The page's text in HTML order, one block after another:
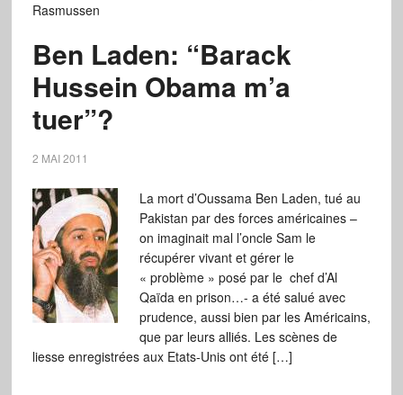
Rasmussen
Ben Laden: “Barack
Hussein Obama m’a
tuer”?
2 MAI 2011
La mort d’Oussama Ben Laden, tué au
Pakistan par des forces américaines –
on imaginait mal l’oncle Sam le
récupérer vivant et gérer le
« problème » posé par le chef d’Al
Qaïda en prison…- a été salué avec
prudence, aussi bien par les Américains,
que par leurs alliés. Les scènes de
liesse enregistrées aux Etats-Unis ont été […]